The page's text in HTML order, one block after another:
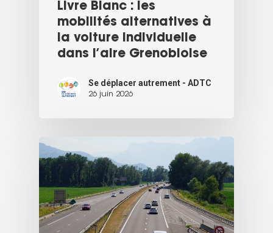
Livre Blanc : les
mobilités alternatives à
la voiture individuelle
dans l’aire Grenobloise
Se déplacer autrement - ADTC
26 juin 2026